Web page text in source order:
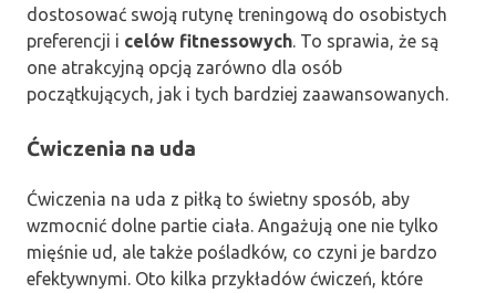
dostosować swoją rutynę treningową do osobistych
preferencji i celów fitnessowych. To sprawia, że są
one atrakcyjną opcją zarówno dla osób
początkujących, jak i tych bardziej zaawansowanych.
Ćwiczenia na uda
Ćwiczenia na uda z piłką to świetny sposób, aby
wzmocnić dolne partie ciała. Angażują one nie tylko
mięśnie ud, ale także pośladków, co czyni je bardzo
efektywnymi. Oto kilka przykładów ćwiczeń, które